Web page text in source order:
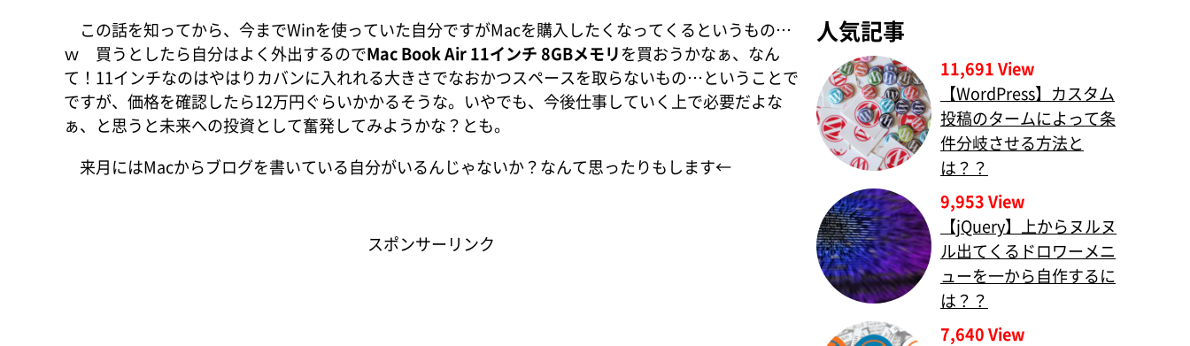
この話を知ってから、今までWinを使っていた自分ですがMacを購入したくなってくるというもの…
ｗ 買うとしたら自分はよく外出するのでMac Book Air 11インチ 8GBメモリを買おうかなぁ、なん
て！11インチなのはやはりカバンに入れれる大きさでなおかつスペースを取らないもの…ということで
ですが、価格を確認したら12万円ぐらいかかるそうな。いやでも、今後仕事していく上で必要だよな
ぁ、と思うと未来への投資として奮発してみようかな？とも。
来月にはMacからブログを書いている自分がいるんじゃないか？なんて思ったりもします←
スポンサーリンク
人気記事
11,691 View
【WordPress】カスタム
投稿のタームによって条
件分岐させる方法と
は？？
9,953 View
【jQuery】上からヌルヌ
ル出てくるドロワーメニ
ューを一から自作するに
は？？
7,640 View